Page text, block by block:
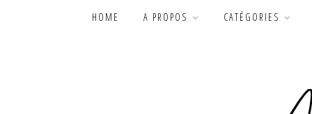
HOME A PROPOS CATÉGORIES